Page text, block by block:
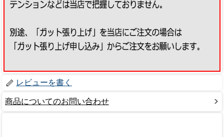
レビューを書く
商品についてのお問い合わせ